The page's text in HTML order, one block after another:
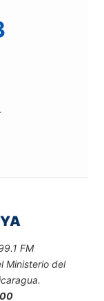
FM
Ministerio del